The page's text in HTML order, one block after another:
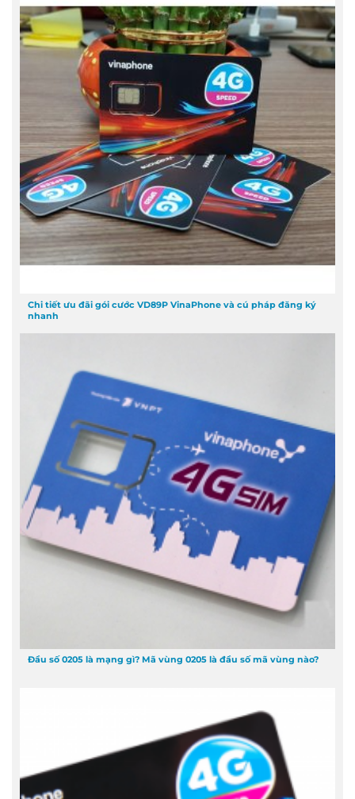
Chi tiết ưu đãi gói cước VD89P VinaPhone và cú pháp đăng ký
nhanh
Đầu số 0205 là mạng gì? Mã vùng 0205 là đầu số mã vùng nào?